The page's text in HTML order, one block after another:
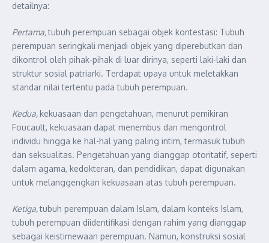
detailnya:
Pertama,tubuh perempuan sebagai objek kontestasi: Tubuh
perempuan seringkali menjadi objek yang diperebutkan dan
dikontrol oleh pihak-pihak di luar dirinya, seperti laki-laki dan
struktur sosial patriarki. Terdapat upaya untuk meletakkan
standar nilai tertentu pada tubuh perempuan.
Kedua,kekuasaan dan pengetahuan, menurut pemikiran
Foucault, kekuasaan dapat menembus dan mengontrol
individu hingga ke hal-hal yang paling intim, termasuk tubuh
dan seksualitas. Pengetahuan yang dianggap otoritatif, seperti
dalam agama, kedokteran, dan pendidikan, dapat digunakan
untuk melanggengkan kekuasaan atas tubuh perempuan.
Ketiga,tubuh perempuan dalam Islam, dalam konteks Islam,
tubuh perempuan diidentifikasi dengan rahim yang dianggap
sebagai keistimewaan perempuan. Namun, konstruksi sosial